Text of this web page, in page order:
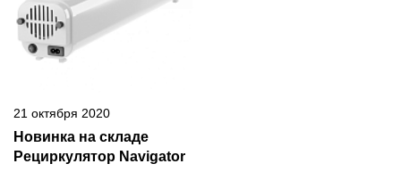
21 октября 2020
Новинка на складе
Рециркулятор Navigator